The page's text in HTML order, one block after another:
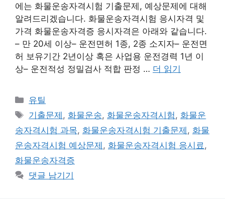
에는 화물운송자격시험 기출문제, 예상문제에 대해
알려드리겠습니다. 화물운송자격시험 응시자격 및
가격 화물운송자격증 응시자격은 아래와 같습니다.
– 만 20세 이상– 운전면허 1종, 2종 소지자– 운전면
허 보유기간 2년이상 혹은 사업용 운전경력 1년 이
상– 운전적성 정밀검사 적합 판정 … 더 읽기
카
테
고
리
유틸
태
그
기출문제 , 화물운송, 화물운송자격시험 , 화물운
송자격시험 과목, 화물운송자격시험 기출문제 , 화물
운송자격시험 예상문제 , 화물운송자격시험 응시료 ,
화물운송자격증
댓글 남기기